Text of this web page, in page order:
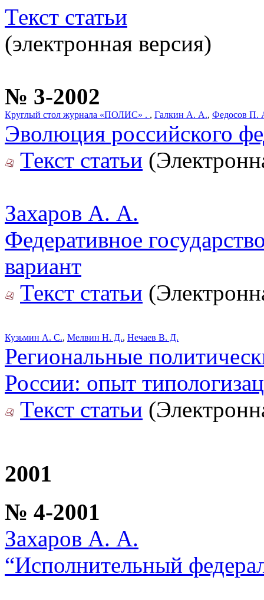
Текст статьи
(электронная версия)
№ 3-2002
Круглый стол журнала «ПОЛИС» . , Галкин А. А., Федосов П.
Эволюция российского
Текст статьи
Захаров А. А.
Федеративное
вариант
Текст статьи
Кузьмин А. С., Мелвин Н. Д., Нечаев В. Д.
Региональные
России: опыт
Текст статьи
2001
№ 4-2001
Захаров А. А.
“Исполнительный